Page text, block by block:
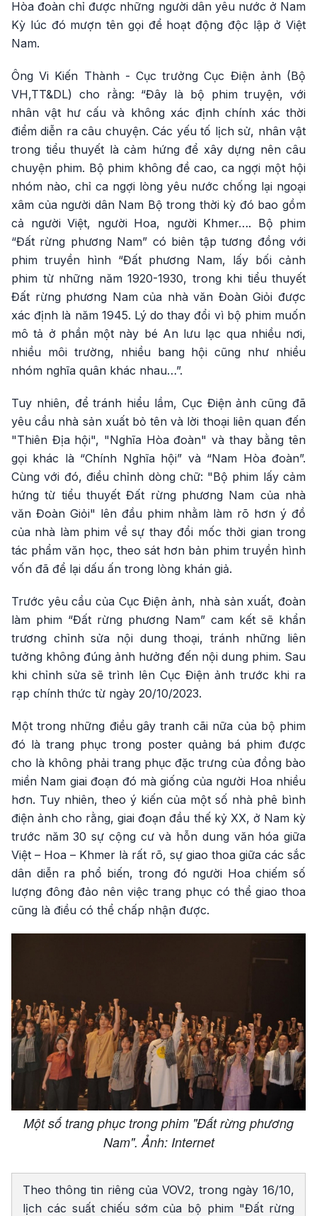
Hòa đoàn chỉ được những người dân yêu nước ở Nam
Kỳ lúc đó mượn tên gọi để hoạt động độc lập ở Việt
Nam.
Ông Vi Kiến Thành - Cục trưởng Cục Điện ảnh (Bộ
VH,TT&DL) cho rằng: “Đây là bộ phim truyện, với
nhân vật hư cấu và không xác định chính xác thời
điểm diễn ra câu chuyện. Các yếu tố lịch sử, nhân vật
trong tiểu thuyết là cảm hứng để xây dựng nên câu
chuyện phim. Bộ phim không đề cao, ca ngợi một hội
nhóm nào, chỉ ca ngợi lòng yêu nước chống lại ngoại
xâm của người dân Nam Bộ trong thời kỳ đó bao gồm
cả người Việt, người Hoa, người Khmer…. Bộ phim
“Đất rừng phương Nam” có biên tập tương đồng với
phim truyền hình “Đất phương Nam, lấy bối cảnh
phim từ những năm 1920-1930, trong khi tiểu thuyết
Đất rừng phương Nam của nhà văn Đoàn Giỏi được
xác định là năm 1945. Lý do thay đổi vì bộ phim muốn
mô tả ở phần một này bé An lưu lạc qua nhiều nơi,
nhiều môi trường, nhiều bang hội cũng như nhiều
nhóm nghĩa quân khác nhau…”.
Tuy nhiên, để tránh hiểu lầm, Cục Điện ảnh cũng đã
yêu cầu nhà sản xuất bỏ tên và lời thoại liên quan đến
"Thiên Địa hội", "Nghĩa Hòa đoàn" và thay bằng tên
gọi khác là “Chính Nghĩa hội” và “Nam Hòa đoàn”.
Cùng với đó, điều chỉnh dòng chữ: "Bộ phim lấy cảm
hứng từ tiểu thuyết Đất rừng phương Nam của nhà
văn Đoàn Giỏi" lên đầu phim nhằm làm rõ hơn ý đồ
của nhà làm phim về sự thay đổi mốc thời gian trong
tác phẩm văn học, theo sát hơn bản phim truyền hình
vốn đã để lại dấu ấn trong lòng khán giả.
Trước yêu cầu của Cục Điện ảnh, nhà sản xuất, đoàn
làm phim “Đất rừng phương Nam” cam kết sẽ khẩn
trương chỉnh sửa nội dung thoại, tránh những liên
tưởng không đúng ảnh hưởng đến nội dung phim. Sau
khi chỉnh sửa sẽ trình lên Cục Điện ảnh trước khi ra
rạp chính thức từ ngày 20/10/2023.
Một trong những điều gây tranh cãi nữa của bộ phim
đó là trang phục trong poster quảng bá phim được
cho là không phải trang phục đặc trưng của đồng bào
miền Nam giai đoạn đó mà giống của người Hoa nhiều
hơn. Tuy nhiên, theo ý kiến của một số nhà phê bình
điện ảnh cho rằng, giai đoạn đầu thế kỷ XX, ở Nam kỳ
trước năm 30 sự cộng cư và hỗn dung văn hóa giữa
Việt – Hoa – Khmer là rất rõ, sự giao thoa giữa các sắc
dân diễn ra phổ biến, trong đó người Hoa chiếm số
lượng đông đảo nên việc trang phục có thể giao thoa
cũng là điều có thể chấp nhận được.
Một số trang phục trong phim "Đất rừng phương
Nam". Ảnh: Internet
Theo thông tin riêng của VOV2, trong ngày 16/10,
lịch các suất chiếu sớm của bộ phim "Đất rừng